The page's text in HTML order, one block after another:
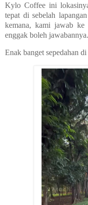
Kylo Coffee ini
tepat di sebelah
kemana, kami jawab
enggak boleh
Enak banget sepedahan